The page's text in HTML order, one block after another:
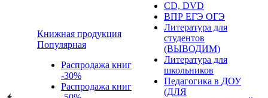
Книжная продукция
Популярная
Распродажа книг
-30%
Распродажа книг
CD, DVD
ВПР ЕГЭ ОГЭ
Литература для
студентов
(ВЫВОДИМ)
Литература для
школьников
Педагогика в ДОУ
(ДЛЯ